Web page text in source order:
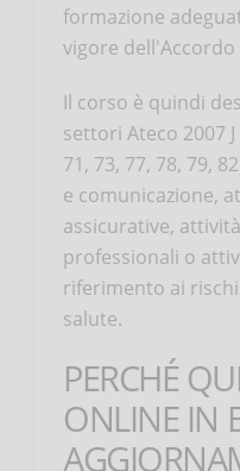
formazione
vigore dell'Accordo
Il corso è quindi
settori Ateco 2007 J
71, 73, 77, 78, 79,
e comunicazione,
assicurative,
professionali o
riferimento ai
salute.
PERCHÉ
ONLINE IN